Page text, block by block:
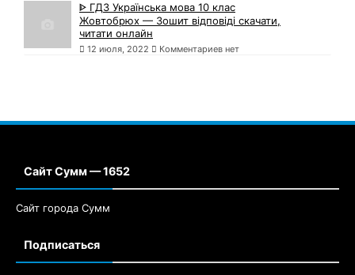
ᐈ ГДЗ Українська мова 10 клас
Жовтобрюх — Зошит відповіді скачати,
читати онлайн
12 июля, 2022 Комментариев нет
Сайт Сумм — 1652
Сайт города Сумм
Подписаться